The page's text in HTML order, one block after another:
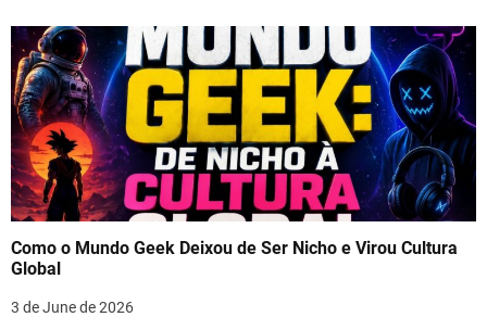
Como o Mundo Geek Deixou de Ser Nicho e Virou Cultura
Global
3 de June de 2026